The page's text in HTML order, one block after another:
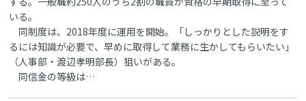
いる。
同制度は、2018年度に運用を開始。「しっかりとした説明をす
るには知識が必要で、早めに取得して業務に生かしてもらいたい」
（人事部・渡辺孝明部長）狙いがある。
同信金の等級は…